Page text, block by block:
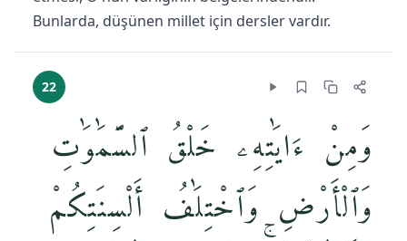
Bunlarda, düşünen millet için dersler vardır.
22
وَمِنْ ءَايَٰتِهِۦ خَلْقُ ٱلسَّمَٰوَٰتِ
وَٱلْأَرْضِ وَٱخْتِلَٰفُ أَلْسِنَتِكُمْ